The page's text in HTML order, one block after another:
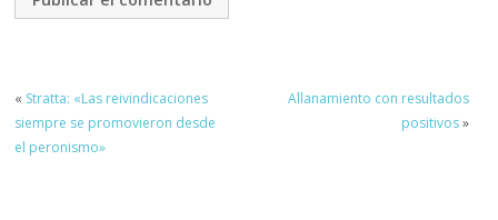
« Stratta: «Las reivindicaciones
siempre se promovieron desde
el peronismo»
Allanamiento con resultados
positivos»